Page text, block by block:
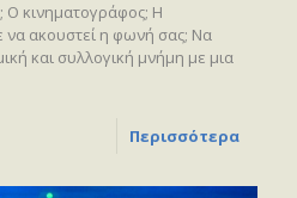
Ο κινηματογράφος; Η
να ακουστεί η φωνή σας; Να
και συλλογική μνήμη με μια
Περισσότερα